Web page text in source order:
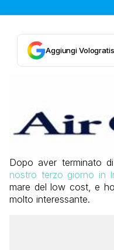
Aggiungi
Dopo aver terminato
nostro terzo giorno in
mare del low cost, e
molto interessante.